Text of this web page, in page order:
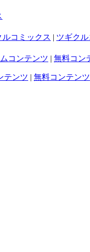
ルコミックス | ツギク
コンテンツ | 無料コン
テンツ | 無料コンテンツ